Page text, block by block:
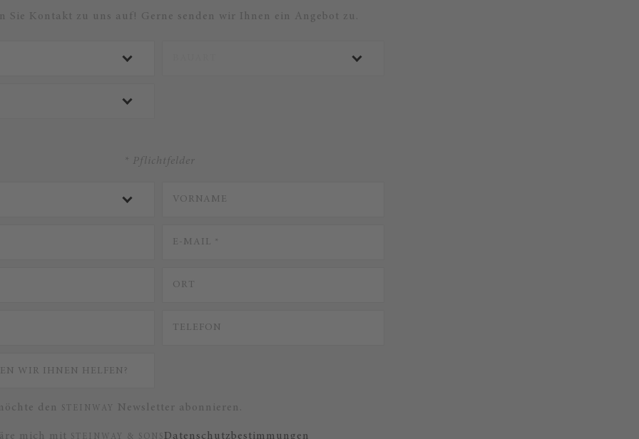
Sie Kontakt zu uns auf! Gerne senden wir Ihnen ein Angebot zu.
* Pflichtfelder
den STEINWAY Newsletter abonnieren.
mich mit STEINWAY & SONS Datenschutzbestimmungen